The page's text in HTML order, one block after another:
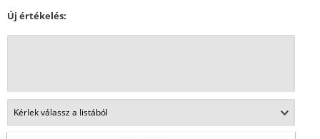
Új értékelés: